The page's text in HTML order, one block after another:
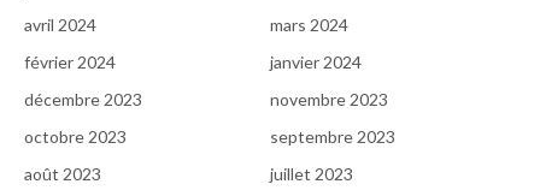
avril 2024
mars 2024
février 2024
janvier 2024
décembre 2023
novembre 2023
octobre 2023
septembre 2023
août 2023
juillet 2023